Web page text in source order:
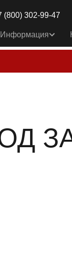
(800) 302-99-47
Информация